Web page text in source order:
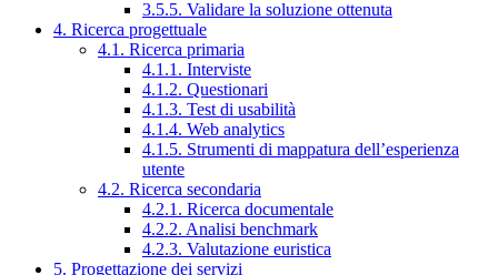
3.5.5. Validare la soluzione ottenuta
4. Ricerca progettuale
4.1. Ricerca primaria
4.1.1. Interviste
4.1.2. Questionari
4.1.3. Test di usabilità
4.1.4. Web analytics
4.1.5. Strumenti di mappatura dell’esperienza
utente
4.2. Ricerca secondaria
4.2.1. Ricerca documentale
4.2.2. Analisi benchmark
4.2.3. Valutazione euristica
5. Progettazione dei servizi